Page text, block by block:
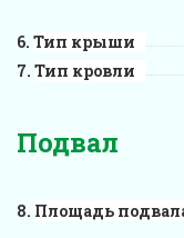
Тип крыши
Тип кровли
Подвал
Площадь